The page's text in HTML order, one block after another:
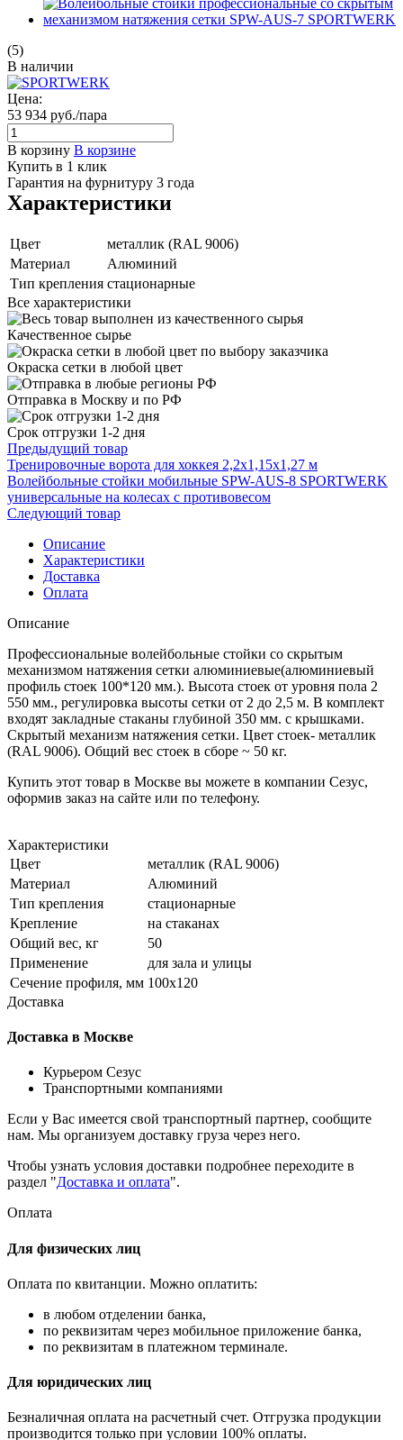
(5)
В наличии
Цена:
53 934 руб./пара
В корзину В корзине
Купить в 1 клик
Гарантия на фурнитуру 3 года
Характеристики
Цвет
металлик (RAL 9006)
Материал
Алюминий
Тип крепления стационарные
Все характеристики
Качественное сырье
Окраска сетки в любой цвет
Отправка в Москву и по РФ
Срок отгрузки 1-2 дня
Предыдущий товар
Тренировочные ворота для хоккея 2,2х1,15х1,27 м
Волейбольные стойки мобильные SPW-AUS-8 SPORTWERK
универсальные на колесах с противовесом
Следующий товар
Описание
Характеристики
Доставка
Оплата
Описание
Профессиональные волейбольные стойки со скрытым
механизмом натяжения сетки алюминиевые(алюминиевый
профиль стоек 100*120 мм.). Высота стоек от уровня пола 2
550 мм., регулировка высоты сетки от 2 до 2,5 м. В комплект
входят закладные стаканы глубиной 350 мм. с крышками.
Скрытый механизм натяжения сетки. Цвет стоек- металлик
(RAL 9006). Общий вес стоек в сборе ~ 50 кг.
Купить этот товар в Москве вы можете в компании Сезус,
оформив заказ на сайте или по телефону.
Характеристики
Цвет
металлик (RAL 9006)
Материал
Алюминий
Тип крепления
стационарные
Крепление
на стаканах
Общий вес, кг
50
Применение
для зала и улицы
Сечение профиля, мм 100х120
Доставка
Доставка в Москве
Курьером Сезус
Транспортными компаниями
Если у Вас имеется свой транспортный партнер, сообщите
нам. Мы организуем доставку груза через него.
Чтобы узнать условия доставки подробнее переходите в
раздел "Доставка и оплата".
Оплата
Для физических лиц
Оплата по квитанции. Можно оплатить:
в любом отделении банка,
по реквизитам через мобильное приложение банка,
по реквизитам в платежном терминале.
Для юридических лиц
Безналичная оплата на расчетный счет. Отгрузка продукции
производится только при условии 100% оплаты.